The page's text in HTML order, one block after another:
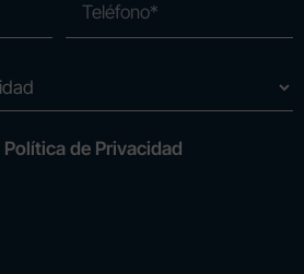
Política de Privacidad